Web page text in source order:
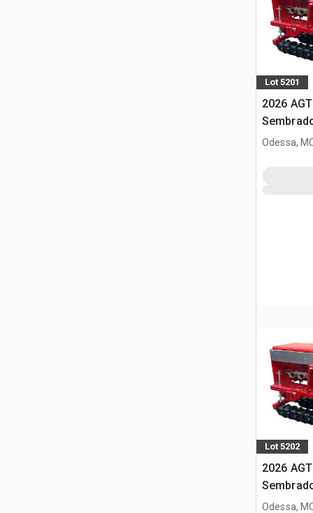
Lot 5201
2026
Odessa,
Lot 5202
2026
Odessa,